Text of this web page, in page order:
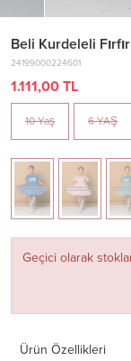
Beli Kurdeleli
24199000224601
1.111,00 TL
10 Yaş 6 YAŞ
Geçici olarak
Ürün Özellikleri